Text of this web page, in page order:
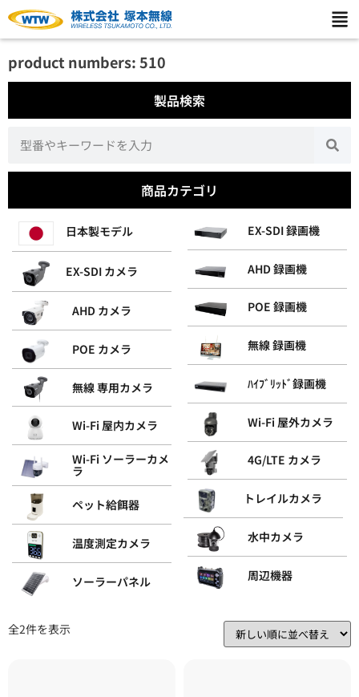
product numbers: 510
製品検索
商品カテゴリ
日本製モデル
EX-SDI カメラ
AHD カメラ
POE カメラ
無線 専用カメラ
Wi-Fi 屋内カメラ
Wi-Fi ソーラーカメ
ラ
ペット給餌器
温度測定カメラ
ソーラーパネル
EX-SDI 録画機
AHD 録画機
POE 録画機
無線 録画機
ﾊｲﾌﾞﾘｯﾄﾞ録画機
Wi-Fi 屋外カメラ
4G/LTE カメラ
トレイルカメラ
水中カメラ
周辺機器
全2件を表示